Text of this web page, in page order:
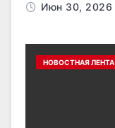
Июн 30, 2026
НОВОСТНАЯ ЛЕНТА